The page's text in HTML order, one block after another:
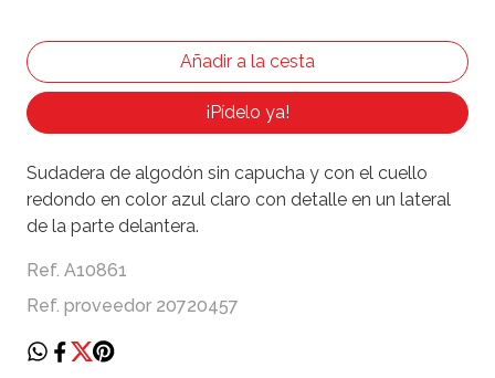
¡Pídelo ya!
Sudadera de algodón sin capucha y con el cuello
redondo en color azul claro con detalle en un lateral
de la parte delantera.
Ref. A10861
Ref. proveedor 20720457